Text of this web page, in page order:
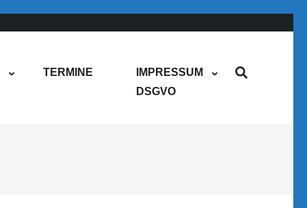
TERMINE
IMPRESSUM
DSGVO